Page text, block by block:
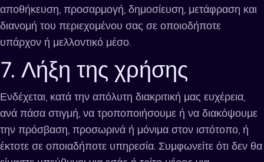
αποθήκευση, προσαρμογή, δημοσίευση, μετάφραση και
διανομή του περιεχομένου σας σε οποιοδήποτε
υπάρχον ή μελλοντικό μέσο.
7. Λήξη της χρήσης
Ενδέχεται, κατά την απόλυτη διακριτική μας ευχέρεια,
ανά πάσα στιγμή, να τροποποιήσουμε ή να διακόψουμε
την πρόσβαση, προσωρινά ή μόνιμα στον ιστότοπο, ή
έκτοτε σε οποιαδήποτε υπηρεσία. Συμφωνείτε ότι δεν θα